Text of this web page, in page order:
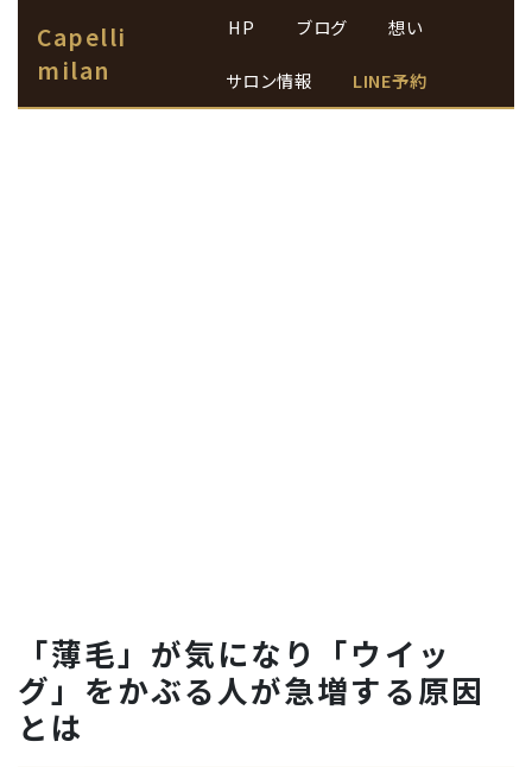
Capelli
milan
HP ブログ 想い
サロン情報 LINE予約
「薄毛」が気になり「ウイッ
グ」をかぶる人が急増する原因
とは